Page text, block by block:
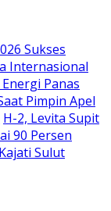
Sukses
Internasional
Panas
Pimpin Apel
H-2, Levita Supit
90 Persen
Sulut